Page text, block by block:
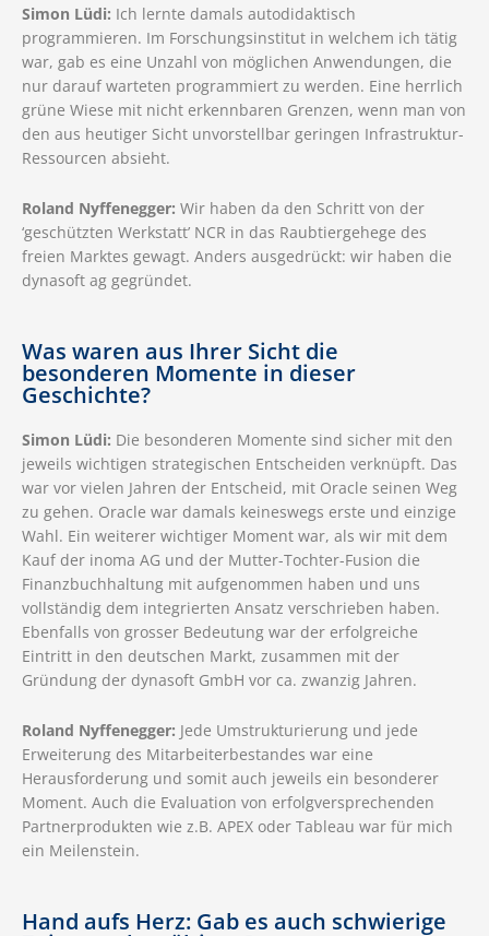
Simon Lüdi: Ich lernte damals autodidaktisch
programmieren. Im Forschungsinstitut in welchem ich tätig
war, gab es eine Unzahl von möglichen Anwendungen, die
nur darauf warteten programmiert zu werden. Eine herrlich
grüne Wiese mit nicht erkennbaren Grenzen, wenn man von
den aus heutiger Sicht unvorstellbar geringen Infrastruktur-
Ressourcen absieht.
Roland Nyffenegger: Wir haben da den Schritt von der
‘geschützten Werkstatt’ NCR in das Raubtiergehege des
freien Marktes gewagt. Anders ausgedrückt: wir haben die
dynasoft ag gegründet.
Was waren aus Ihrer Sicht die
besonderen Momente in dieser
Geschichte?
Simon Lüdi: Die besonderen Momente sind sicher mit den
jeweils wichtigen strategischen Entscheiden verknüpft. Das
war vor vielen Jahren der Entscheid, mit Oracle seinen Weg
zu gehen. Oracle war damals keineswegs erste und einzige
Wahl. Ein weiterer wichtiger Moment war, als wir mit dem
Kauf der inoma AG und der Mutter-Tochter-Fusion die
Finanzbuchhaltung mit aufgenommen haben und uns
vollständig dem integrierten Ansatz verschrieben haben.
Ebenfalls von grosser Bedeutung war der erfolgreiche
Eintritt in den deutschen Markt, zusammen mit der
Gründung der dynasoft GmbH vor ca. zwanzig Jahren.
Roland Nyffenegger: Jede Umstrukturierung und jede
Erweiterung des Mitarbeiterbestandes war eine
Herausforderung und somit auch jeweils ein besonderer
Moment. Auch die Evaluation von erfolgversprechenden
Partnerprodukten wie z.B. APEX oder Tableau war für mich
ein Meilenstein.
Hand aufs Herz: Gab es auch schwierige